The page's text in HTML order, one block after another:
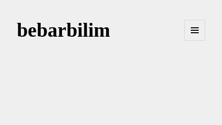
bebarbilim